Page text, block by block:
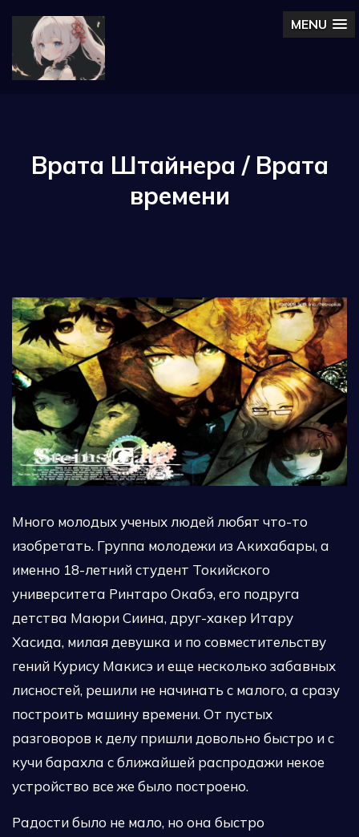
MENU
Врата Штайнера / Врата
времени
Много молодых ученых людей любят что-то
изобретать. Группа молодежи из Акихабары, а
именно 18-летний студент Токийского
университета Ринтаро Окабэ, его подруга
детства Маюри Сиина, друг-хакер Итару
Хасида, милая девушка и по совместительству
гений Курису Макисэ и еще несколько забавных
лисностей, решили не начинать с малого, а сразу
построить машину времени. От пустых
разговоров к делу пришли довольно быстро и с
кучи барахла с ближайшей распродажи некое
устройство все же было построено.
Радости было не мало, но она быстро